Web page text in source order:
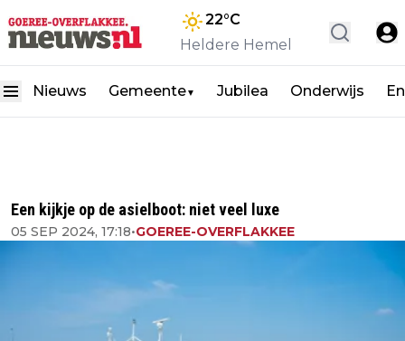
22°C
Heldere Hemel
Nieuws Gemeente▼ Jubilea Onderwijs
Een kijkje op de asielboot: niet veel luxe
05 SEP 2024, 17:18•GOEREE-OVERFLAKKEE